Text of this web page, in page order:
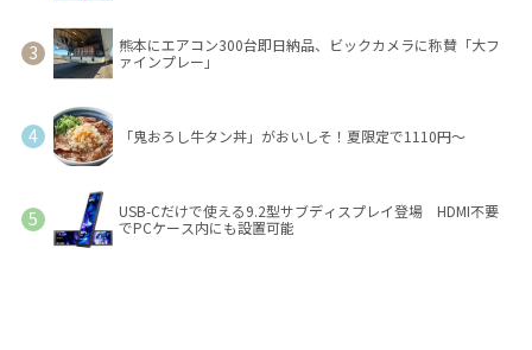
熊本にエアコン300台即日納品、ビックカメラに称賛「大フ
ァインプレー」
「鬼おろし牛タン丼」がおいしそ！夏限定で1110円～
USB-Cだけで使える9.2型サブディスプレイ登場 HDMI不要
でPCケース内にも設置可能